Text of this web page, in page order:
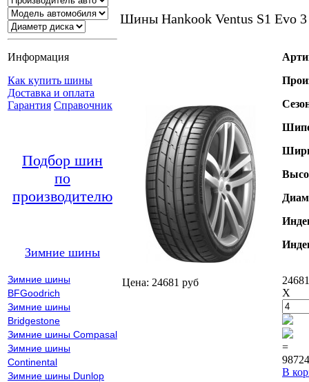
Информация
Как купить шины
Доставка и оплата
Гарантия Справочник
Подбор шин
по
производителю
Зимние шины
Зимние шины
BFGoodrich
Зимние шины
Bridgestone
Зимние шины Compasal
Зимние шины
Continental
Зимние шины Dunlop
Шины Hankook Ventus S1 Evo
Цена: 24681 руб
X
=
В